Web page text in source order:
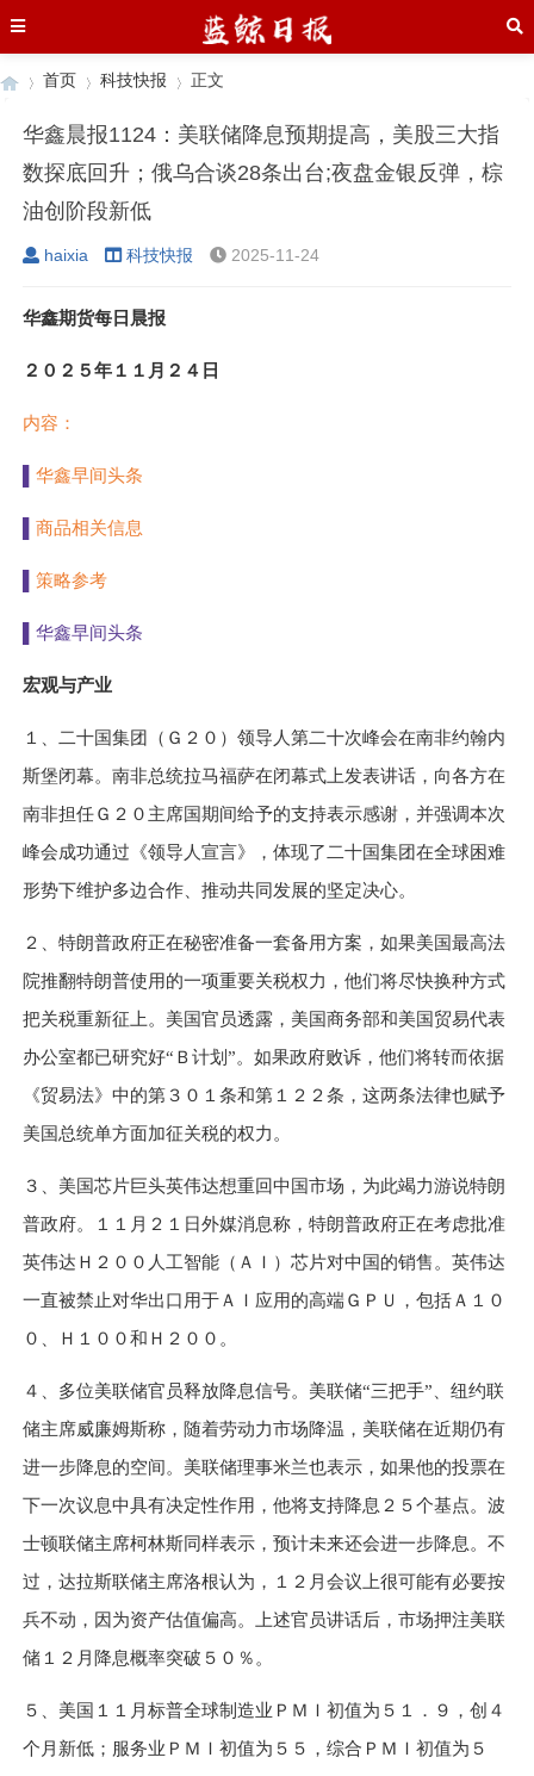
›
首页
›
科技快报
›
正文
华鑫晨报1124：美联储降息预期提高，美股三大指
数探底回升；俄乌合谈28条出台;夜盘金银反弹，棕
油创阶段新低
haixia 科技快报 2025-11-24
华鑫期货每日晨报
２０２５年 １１ 月 ２４ 日
内容：
▌华鑫早间头条
▌商品相关信息
▌策略参考
▌华鑫早间头条
宏观与产业
１ 、二十国集团（ Ｇ２０ ）领导人第二十次峰会在南非约翰内
斯堡闭幕。南非总统拉马福萨在闭幕式上发表讲话，向各方在
南非担任Ｇ２０ 主席国期间给予的支持表示感谢，并强调本次
峰会成功通过《领导人宣言》，体现了二十国集团在全球困难
形势下维护多边合作、推动共同发展的坚定决心。
２
、特朗普政府正在秘密准备一套备用方案，如果美国最高法
院推翻特朗普使用的一项重要关税权力，他们将尽快换种方式
把关税重新征上。美国官员透露，美国商务部和美国贸易代表
办公室都已研究好“ Ｂ计划”。如果政府败诉，他们将转而依据
《贸易法》中的第３０１条和第 １２２条，这两条法律也赋予
美国总统单方面加征关税的权力。
３
、美国芯片巨头英伟达想重回中国市场，为此竭力游说特朗
普政府。
１１ 月 ２１ 日外媒消息称，特朗普政府正在考虑批准
英伟达 Ｈ２００ 人工智能（ ＡＩ ）芯片对中国的销售。英伟达
一直被禁止对华出口用于 ＡＩ 应用的高端ＧＰＵ ，包括 Ａ１０
０
Ｈ１００和 Ｈ２００ 。
４
、多位美联储官员释放降息信号。美联储“三把手”、纽约联
储主席威廉姆斯称，随着劳动力市场降温，美联储在近期仍有
进一步降息的空间。美联储理事米兰也表示，如果他的投票在
下一次议息中具有决定性作用，他将支持降息 ２５个基点。波
士顿联储主席柯林斯同样表示，预计未来还会进一步降息。不
过，达拉斯联储主席洛根认为，
１２ 月会议上很可能有必要按
兵不动，因为资产估值偏高。上述官员讲话后，市场押注美联
储 １２ 月降息概率突破 ５０％ 。
５ 、美国 １１ 月标普全球制造业 ＰＭＩ初值为 ５１．９ ，创 ４
个月新低；服务业 ＰＭＩ初值为 ５５ ，综合 ＰＭＩ初值为 ５